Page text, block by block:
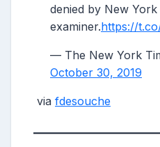
denied by New York
examiner.https://
— The New York
October 30, 2019
via fdesouche